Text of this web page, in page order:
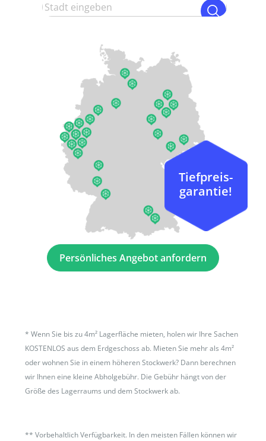
Persönliches Angebot anfordern
Tiefpreis-
garantie!
*Wenn Sie bis zu 4m² Lagerfläche mieten, holen wir Ihre Sachen
KOSTENLOS aus dem Erdgeschoss ab. Mieten Sie mehr als 4m²
oder wohnen Sie in einem höheren Stockwerk? Dann berechnen
wir Ihnen eine kleine Abholgebühr. Die Gebühr hängt von der
Größe des Lagerraums und dem Stockwerk ab.
**Vorbehaltlich Verfügbarkeit. In den meisten Fällen können wir